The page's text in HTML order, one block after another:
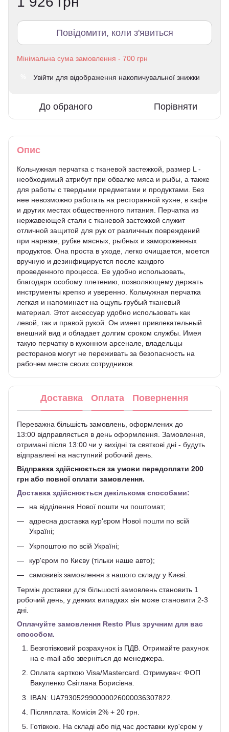
Повідомити, коли з'явиться
Увійти для відображення накопичувальної знижки
До обраного Порівняти
Опис
Кольчужная перчатка с тканевой застежкой, размер L -
необходимый атрибут при обвалке мяса и рыбы, а также
для работы с твердыми предметами и продуктами. Без
нее невозможно работать на ресторанной кухне, в кафе
и других местах общественного питания. Перчатка из
нержавеющей стали с тканевой застежкой служит
отличной защитой для рук от различных повреждений
при нарезке, рубке мясных, рыбных и замороженных
продуктов. Она проста в уходе, легко очищается, моется
вручную и дезинфицируется после каждого
проведенного процесса. Ее удобно использовать,
благодаря особому плетению, позволяющему держать
инструменты крепко и уверенно. Кольчужная перчатка
легкая и напоминает на ощупь грубый тканевый
материал. Этот аксессуар удобно использовать как
левой, так и правой рукой. Он имеет привлекательный
внешний вид и обладает долгим сроком службы. Имея
такую перчатку в кухонном арсенале, владельцы
ресторанов могут не переживать за безопасность на
рабочем месте своих сотрудников.
Доставка Оплата Повернення
Переважна більшість замовлень, оформлених до
13:00 відправляється в день оформлення. Замовлення,
отримані після 13:00 чи у вихідні та святкові дні - будуть
відправлені на наступний робочий день.
Відправка здійснюється за умови передоплати 200
грн або повної оплати замовлення.
Доставка здійснюється декількома способами:
на відділення Нової пошти чи поштомат;
адресна доставка кур'єром Нової пошти по всій
Україні;
Укрпоштою по всій Україні;
кур'єром по Києву (тільки наше авто);
самовивіз замовлення з нашого складу у Києві.
Термін доставки для більшості замовлень становить 1
робочий день, у деяких випадках він може становити 2-3
дні.
Оплачуйте замовлення Resto Plus зручним для вас
способом.
Безготівковий розрахунок із ПДВ. Отримайте рахунок
на e-mail або зверніться до менеджера.
Оплата карткою Visa/Mastercard. Отримувач: ФОП
Вакуленко Світлана Борисівна.
IBAN: UA793052990000026000036307822.
Післяплата. Комісія 2% + 20 грн.
Готівкою. На складі або під час доставки кур'єром у